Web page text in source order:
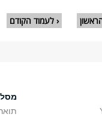
‹ לעמוד הקודם